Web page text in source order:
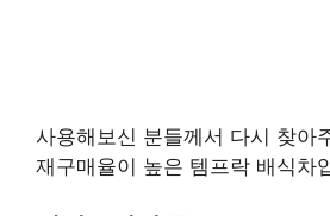
사용해보신 분들께서 다시 찾아
재구매율이 높은 템프락 배식차